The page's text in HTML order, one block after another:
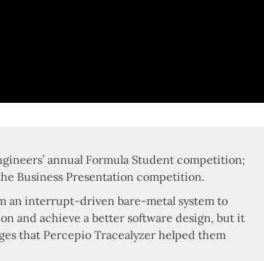
annual Formula Student competition;
Business Presentation competition.
an interrupt-driven bare-metal system to
and achieve a better software design, but it
that Percepio Tracealyzer helped them